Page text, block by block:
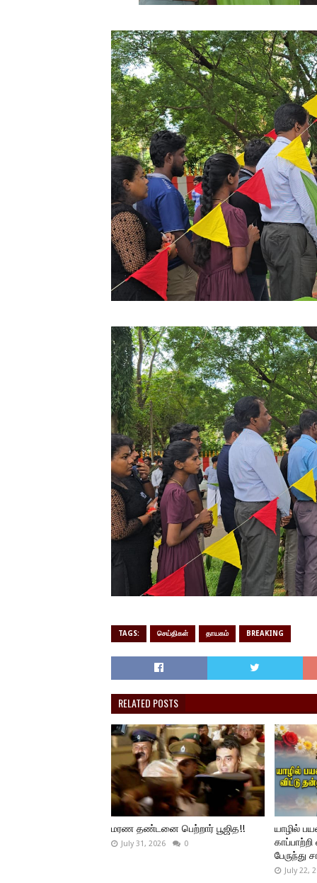
TAGS: செய்திகள் தாயகம் BREAKING
RELATED POSTS
மரண தண்டனை பெற்றார் பூஜித!!
July 31, 2026 0
யாழில்
பேருந்து
July 22,